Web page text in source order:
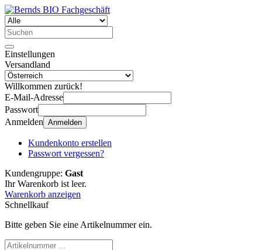
Einstellungen
Versandland
Willkommen zurück!
E-Mail-Adresse
Passwort
Anmelden Anmelden
Kundenkonto erstellen
Passwort vergessen?
Kundengruppe: Gast
Ihr Warenkorb ist leer.
Warenkorb anzeigen
Schnellkauf
Bitte geben Sie eine Artikelnummer ein.